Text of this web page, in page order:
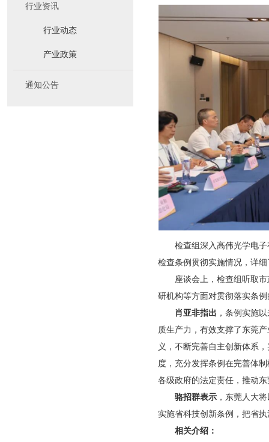
行业资讯
行业动态
产业政策
通知公告
检查组深入高伟光学电子
检查条例贯彻实施情况，详
座谈会上，检查组听取市
研机构等方面对贯彻落实条
肖亚非指出 ，条例实施
质生产力，有效支撑了东莞
义，不断完善自主创新体系
度，充分发挥条例在完善体
各级政府的法定责任，推动
骆招群表示 ，东莞人大
实施省科技创新条例，把省
相关介绍：